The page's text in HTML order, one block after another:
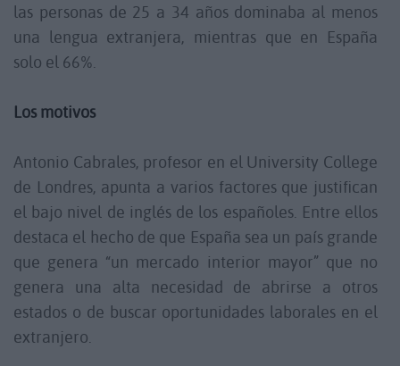
las personas de 25 a 34 años dominaba al menos
una lengua extranjera, mientras que en España
solo el 66%.
Los motivos
Antonio Cabrales, profesor en el University College
de Londres, apunta a varios factores que justifican
el bajo nivel de inglés de los españoles. Entre ellos
destaca el hecho de que España sea un país grande
que genera “un mercado interior mayor” que no
genera una alta necesidad de abrirse a otros
estados o de buscar oportunidades laborales en el
extranjero.